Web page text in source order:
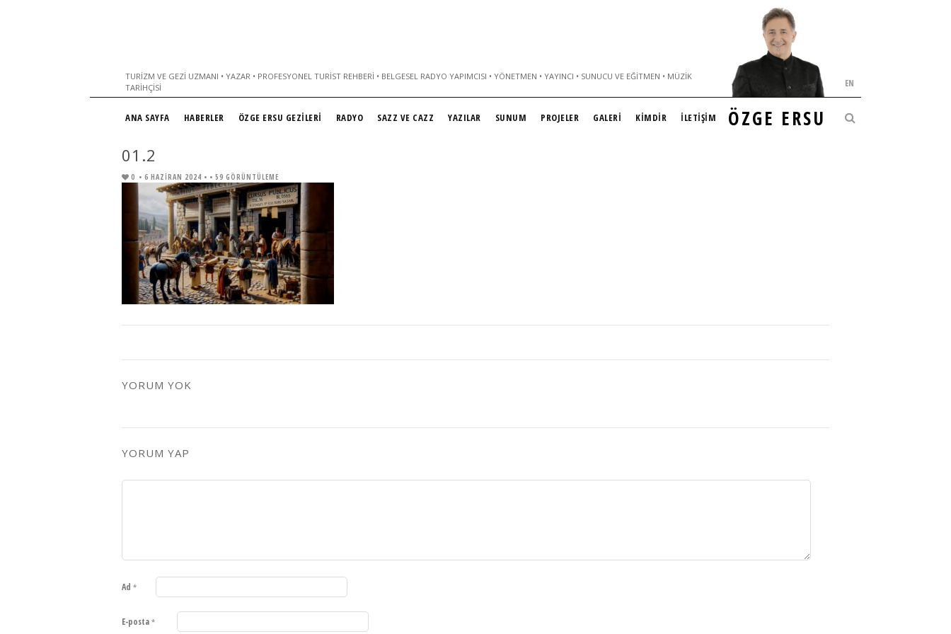
TURIZM VE GEZI UZMANI • YAZAR • PROFESYONEL TURIST REHBERI • BELGESEL RADYO YAPIMCISI • YÖNETMEN • YAYINCI • SUNUCU VE EĞITMEN • MÜZIK
TARIHÇISI
ÖZGE ERSU
EN
ANA SAYFA HABERLER ÖZGE ERSU GEZİLERİ RADYO SAZZ VE CAZZ YAZILAR SUNUM PROJELER GALERİ KİMDİR İLETİŞİM
01.2
0 • 6 HAZIRAN 2024 • • 59 GÖRÜNTÜLEME
YORUM YOK
YORUM YAP
Ad *
E-posta *